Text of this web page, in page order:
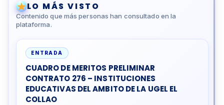
LO MÁS VISTO
Contenido que más personas han consultado en la
plataforma.
ENTRADA
CUADRO DE MERITOS PRELIMINAR
CONTRATO 276 – INSTITUCIONES
EDUCATIVAS DEL AMBITO DE LA UGEL EL
COLLAO